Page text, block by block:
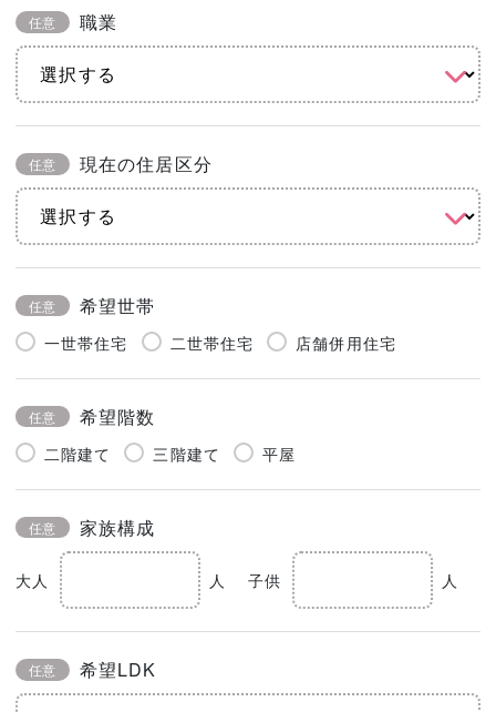
任意 職業
任意 現在の住居区分
任意 希望世帯
一世帯住宅 二世帯住宅 店舗併用住宅
任意 希望階数
二階建て 三階建て 平屋
任意 家族構成
大人 人 子供 人
任意 希望LDK